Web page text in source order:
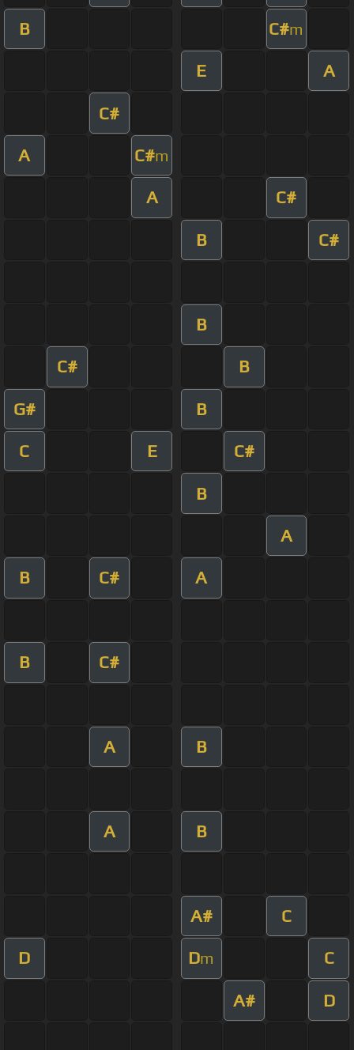
B C#m
E A
C#
A C#m
A C#
B C#
B
C# B
G# B
C E C#
B
A
B C# A
B C#
A B
A B
A# C
D Dm C
A# D